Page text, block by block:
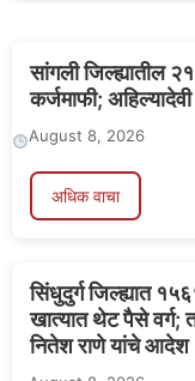
सांगली जिल्ह्यातील
कर्जमाफी;
August 8, 2026
अधिक वाचा
सिंधुदुर्ग जिल्ह्यात
खात्यात थेट पैसे वर्ग;
नितेश राणे यांचे आदेश